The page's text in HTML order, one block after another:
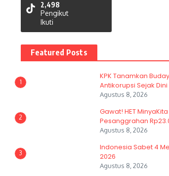
2,498
Pengikut
Ikuti
Featured Posts
1
KPK Tanamkan
Antikorupsi Sejak Dini
Agustus 8, 2026
2
Gawat! HET
Pesanggrahan
Agustus 8, 2026
3
Indonesia Sabet 4
2026
Agustus 8, 2026